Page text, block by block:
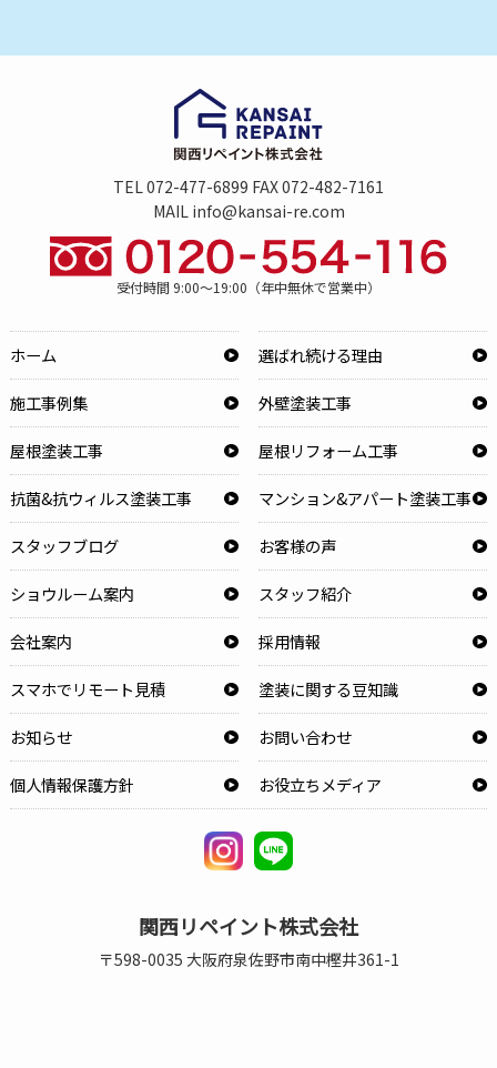
TEL 072-477-6899 FAX 072-482-7161
MAIL info@kansai-re.com
受付時間 9:00～19:00（年中無休で営業中）
ホーム 選ばれ続ける理由
施工事例集 外壁塗装工事
屋根塗装工事 屋根リフォーム工事
抗菌&抗ウィルス塗装工事 マンション&アパート塗装工事
スタッフブログ お客様の声
ショウルーム案内 スタッフ紹介
会社案内 採用情報
スマホでリモート見積 塗装に関する豆知識
お知らせ お問い合わせ
個人情報保護方針 お役立ちメディア
関西リペイント株式会社
〒598-0035 大阪府泉佐野市南中樫井361-1